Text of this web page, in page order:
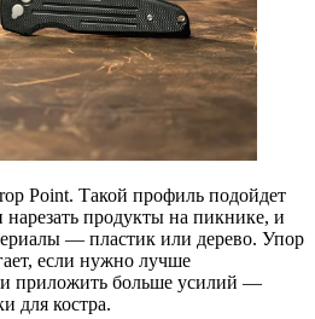
Point. Такой профиль подойдет
продукты на пикнике, и
— пластик или дерево. Упор
если нужно лучше
приложить больше усилий —
для костра.